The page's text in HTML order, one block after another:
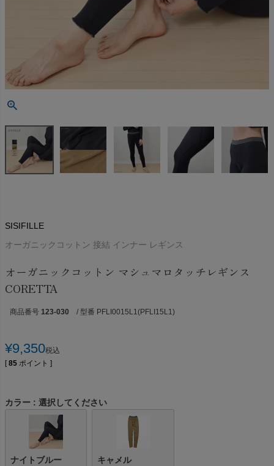
SISIFILLE
オーガニックコットン 接結 インナー レギンス
オーガニックコットン マシュマロタッチレギンス
CORETTA
商品番号 123-030 / 型番 PFLI0015L1(PFLI15L1)
¥9,350税込
[ 85 ポイント ]
カラー 選択してください
ナイトブルー キャメル